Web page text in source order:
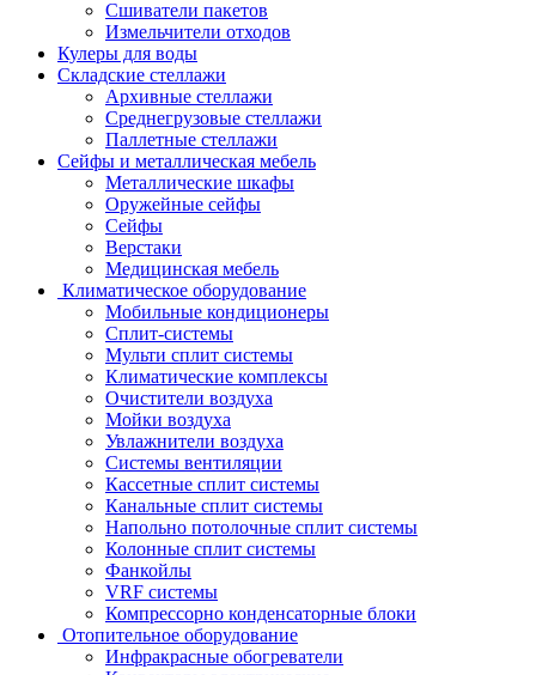
Сшиватели пакетов
Измельчители отходов
Кулеры для воды
Складские стеллажи
Архивные стеллажи
Среднегрузовые стеллажи
Паллетные стеллажи
Сейфы и металлическая мебель
Металлические шкафы
Оружейные сейфы
Сейфы
Верстаки
Медицинская мебель
Климатическое оборудование
Мобильные кондиционеры
Сплит-системы
Мульти сплит системы
Климатические комплексы
Очистители воздуха
Мойки воздуха
Увлажнители воздуха
Системы вентиляции
Кассетные сплит системы
Канальные сплит системы
Напольно потолочные сплит системы
Колонные сплит системы
Фанкойлы
VRF системы
Компрессорно конденсаторные блоки
Отопительное оборудование
Инфракрасные обогреватели